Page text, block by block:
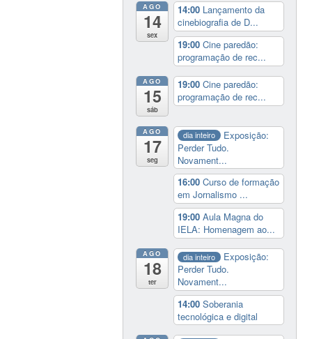
AGO
14
sex
14:00 Lançamento da
cinebiografia de D...
19:00Cine paredão:
programação de rec...
AGO
15
sáb
19:00Cine paredão:
programação de rec...
AGO
17
seg
dia inteiro
Exposição:
Perder Tudo.
Novament...
16:00Curso de formação
em Jornalismo ...
19:00Aula Magna do
IELA: Homenagem ao...
AGO
18
ter
dia inteiro
Exposição:
Perder Tudo.
Novament...
14:00Soberania
tecnológica e digital